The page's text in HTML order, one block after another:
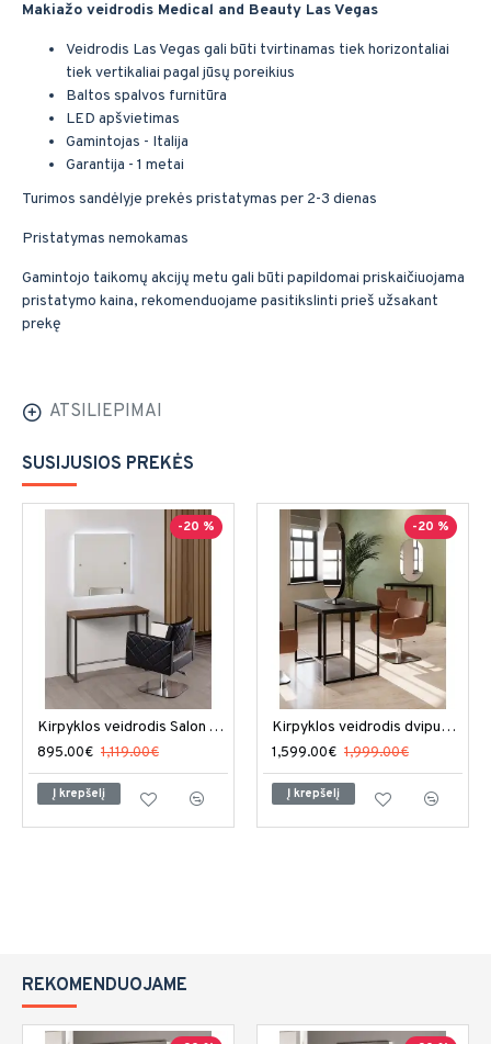
Makiažo veidrodis Medical and Beauty Las Vegas
Veidrodis Las Vegas gali būti tvirtinamas tiek horizontaliai
tiek vertikaliai pagal jūsų poreikius
Baltos spalvos furnitūra
LED apšvietimas
Gamintojas - Italija
Garantija - 1 metai
Turimos sandėlyje prekės pristatymas per 2-3 dienas
Pristatymas nemokamas
Gamintojo taikomų akcijų metu gali būti papildomai priskaičiuojama
pristatymo kaina, rekomenduojame pasitikslinti prieš užsakant
prekę
ATSILIEPIMAI
SUSIJUSIOS PREKĖS
-20 %
Kirpyklos veidrodis Salon Ambience London LED
895.00€ 1,119.00€
Į krepšelį
-20 %
Kirpyklos veidrodis dvipusis Salon Ambience London
1,599.00€ 1,999.00€
Į krepšelį
REKOMENDUOJAME